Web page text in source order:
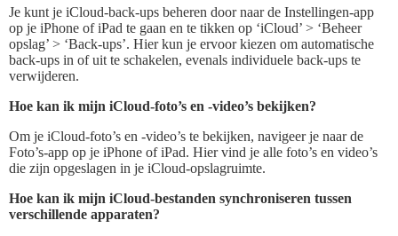
Je kunt je iCloud-back-ups beheren door naar de Instellingen-app
op je iPhone of iPad te gaan en te tikken op ‘iCloud’ > ‘Beheer
opslag’ > ‘Back-ups’. Hier kun je ervoor kiezen om automatische
back-ups in of uit te schakelen, evenals individuele back-ups te
verwijderen.
Hoe kan ik mijn iCloud-foto’s en -video’s bekijken?
Om je iCloud-foto’s en -video’s te bekijken, navigeer je naar de
Foto’s-app op je iPhone of iPad. Hier vind je alle foto’s en video’s
die zijn opgeslagen in je iCloud-opslagruimte.
Hoe kan ik mijn iCloud-bestanden synchroniseren tussen
verschillende apparaten?